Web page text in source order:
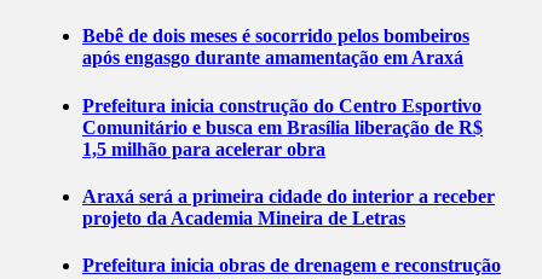
Bebê de dois meses é socorrido pelos bombeiros
após engasgo durante amamentação em Araxá
Prefeitura inicia construção do Centro Esportivo
Comunitário e busca em Brasília liberação de R$
1,5 milhão para acelerar obra
Araxá será a primeira cidade do interior a receber
projeto da Academia Mineira de Letras
Prefeitura inicia obras de drenagem e reconstrução